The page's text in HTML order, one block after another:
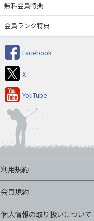
無料会員特典
会員ランク特典
Facebook
X
YouTube
利用規約
会員規約
個人情報の取り扱いについて